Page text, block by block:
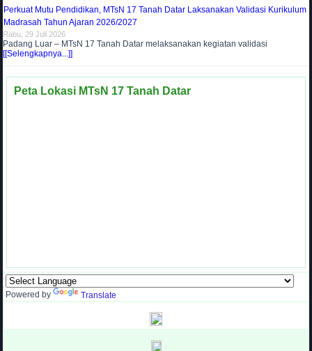
Perkuat Mutu Pendidikan, MTsN 17 Tanah Datar Laksanakan Validasi Kurikulum
Madrasah Tahun Ajaran 2026/2027
Rabu, 29 Juli 2026
Padang Luar – MTsN 17 Tanah Datar melaksanakan kegiatan validasi
[[Selengkapnya...]]
Peta Lokasi MTsN 17 Tanah Datar
Powered by Translate